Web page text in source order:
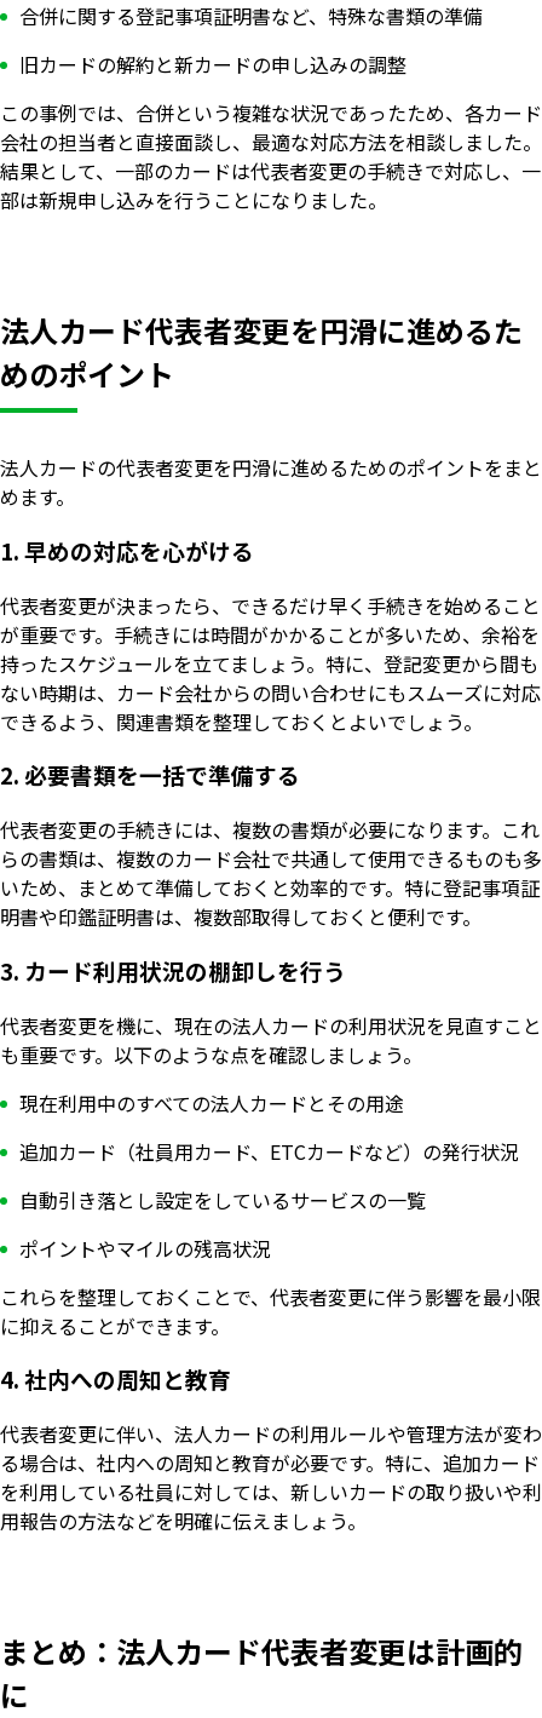
合併に関する登記事項証明書など、特殊な書類の準備
旧カードの解約と新カードの申し込みの調整
この事例では、合併という複雑な状況であったため、各カード
会社の担当者と直接面談し、最適な対応方法を相談しました。
結果として、一部のカードは代表者変更の手続きで対応し、一
部は新規申し込みを行うことになりました。
法人カード代表者変更を円滑に進めるた
めのポイント
法人カードの代表者変更を円滑に進めるためのポイントをまと
めます。
1. 早めの対応を心がける
代表者変更が決まったら、できるだけ早く手続きを始めること
が重要です。手続きには時間がかかることが多いため、余裕を
持ったスケジュールを立てましょう。特に、登記変更から間も
ない時期は、カード会社からの問い合わせにもスムーズに対応
できるよう、関連書類を整理しておくとよいでしょう。
2. 必要書類を一括で準備する
代表者変更の手続きには、複数の書類が必要になります。これ
らの書類は、複数のカード会社で共通して使用できるものも多
いため、まとめて準備しておくと効率的です。特に登記事項証
明書や印鑑証明書は、複数部取得しておくと便利です。
3. カード利用状況の棚卸しを行う
代表者変更を機に、現在の法人カードの利用状況を見直すこと
も重要です。以下のような点を確認しましょう。
現在利用中のすべての法人カードとその用途
追加カード（社員用カード、ETCカードなど）の発行状況
自動引き落とし設定をしているサービスの一覧
ポイントやマイルの残高状況
これらを整理しておくことで、代表者変更に伴う影響を最小限
に抑えることができます。
4. 社内への周知と教育
代表者変更に伴い、法人カードの利用ルールや管理方法が変わ
る場合は、社内への周知と教育が必要です。特に、追加カード
を利用している社員に対しては、新しいカードの取り扱いや利
用報告の方法などを明確に伝えましょう。
まとめ：法人カード代表者変更は計画的
に